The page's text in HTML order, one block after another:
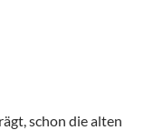
schon die alten